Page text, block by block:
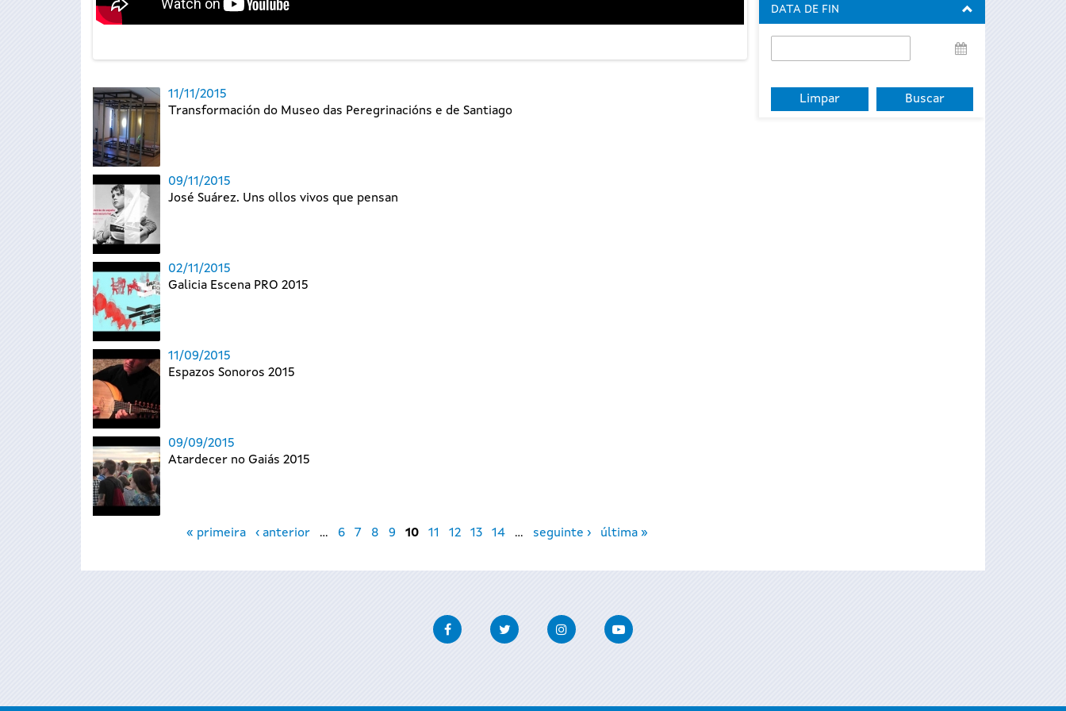
11/11/2015
Transformación do Museo das Peregrinacións e de Santiago
09/11/2015
José Suárez. Uns ollos vivos que pensan
02/11/2015
Galicia Escena PRO 2015
11/09/2015
Espazos Sonoros 2015
09/09/2015
Atardecer no Gaiás 2015
« primeira ‹ anterior … 6 7 8 9 10 11 12 13 14 … seguinte › última »
DATA DE FIN
de
FacebookTwitter InstagramYoutube